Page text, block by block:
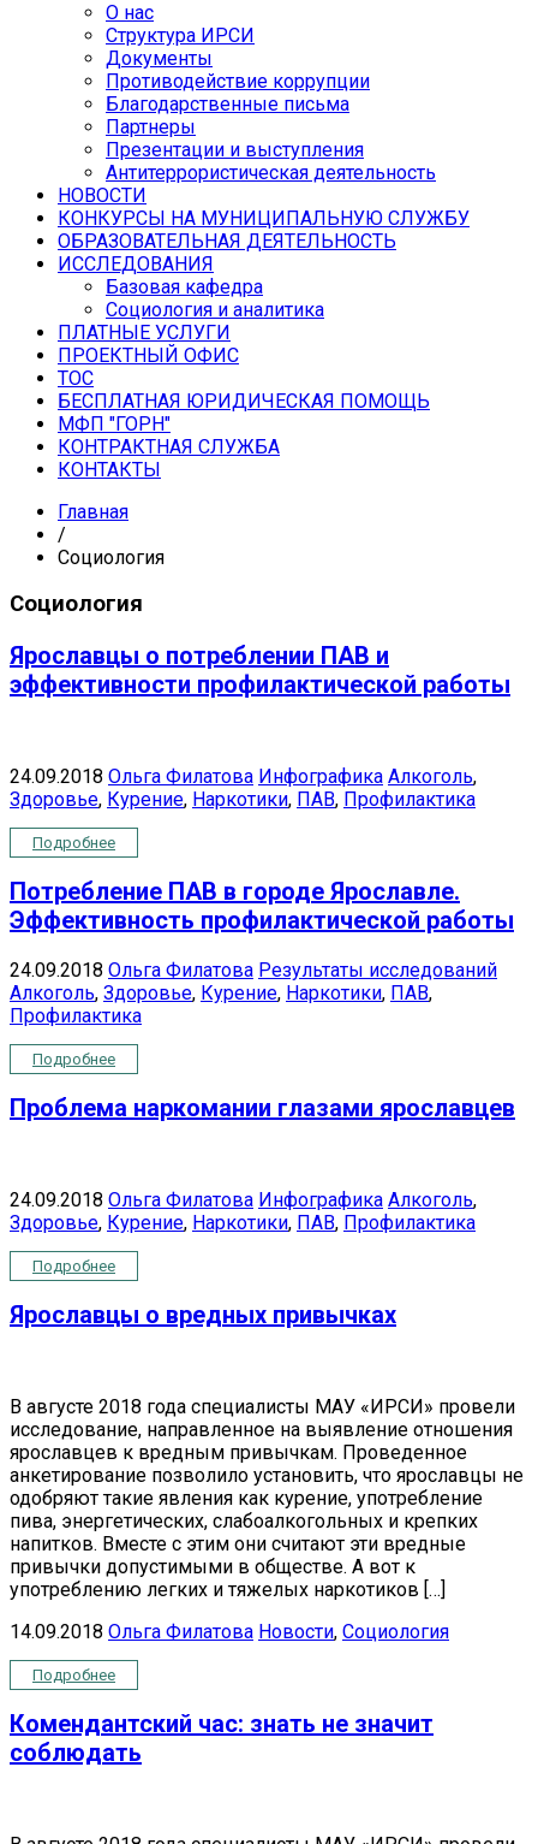
О нас
Структура ИРСИ
Документы
Противодействие коррупции
Благодарственные письма
Партнеры
Презентации и выступления
Антитеррористическая деятельность
НОВОСТИ
КОНКУРСЫ НА МУНИЦИПАЛЬНУЮ СЛУЖБУ
ОБРАЗОВАТЕЛЬНАЯ ДЕЯТЕЛЬНОСТЬ
ИССЛЕДОВАНИЯ
Базовая кафедра
Социология и аналитика
ПЛАТНЫЕ УСЛУГИ
ПРОЕКТНЫЙ ОФИС
ТОС
БЕСПЛАТНАЯ ЮРИДИЧЕСКАЯ ПОМОЩЬ
МФП "ГОРН"
КОНТРАКТНАЯ СЛУЖБА
КОНТАКТЫ
Главная
/
Социология
Социология
Ярославцы о потреблении ПАВ и
эффективности профилактической работы
24.09.2018 Ольга Филатова Инфографика Алкоголь,
Здоровье, Курение, Наркотики, ПАВ, Профилактика
Подробнее
Потребление ПАВ в городе Ярославле.
Эффективность профилактической работы
24.09.2018 Ольга Филатова Результаты исследований
Алкоголь, Здоровье, Курение, Наркотики, ПАВ,
Профилактика
Подробнее
Проблема наркомании глазами ярославцев
24.09.2018 Ольга Филатова Инфографика Алкоголь,
Здоровье, Курение, Наркотики, ПАВ, Профилактика
Подробнее
Ярославцы о вредных привычках
В августе 2018 года специалисты МАУ «ИРСИ» провели
исследование, направленное на выявление отношения
ярославцев к вредным привычкам. Проведенное
анкетирование позволило установить, что ярославцы не
одобряют такие явления как курение, употребление
пива, энергетических, слабоалкогольных и крепких
напитков. Вместе с этим они считают эти вредные
привычки допустимыми в обществе. А вот к
употреблению легких и тяжелых наркотиков […]
14.09.2018 Ольга Филатова Новости, Социология
Подробнее
Комендантский час: знать не значит
соблюдать